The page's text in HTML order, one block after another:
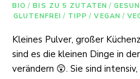
BIO / BIS ZU 5 ZUTATEN /
GLUTENFREI / TIPP / VEGAN /
Kleines Pulver, großer
sind es die kleinen Dinge in
verändern 😲. Sie sind